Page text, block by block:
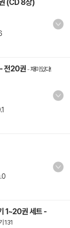
(CD 8장)
전20권 -재미있다!
1~20권 세트 -
131